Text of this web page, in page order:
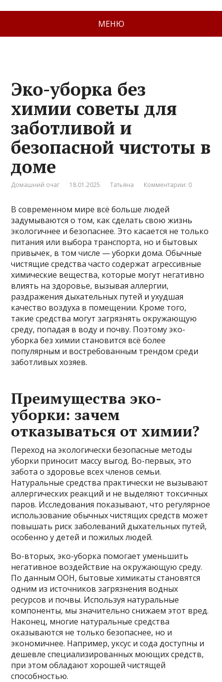
МЕНЮ
Эко-уборка без
химии советы для
заботливой и
безопасной чистоты в
доме
Домашний очаг 18.01.2025 Татьяна Комментарии: 0
В современном мире всё больше людей
задумываются о том, как сделать свою жизнь
экологичнее и безопаснее. Это касается не только
питания или выбора транспорта, но и бытовых
привычек, в том числе — уборки дома. Обычные
чистящие средства часто содержат агрессивные
химические вещества, которые могут негативно
влиять на здоровье, вызывая аллергии,
раздражения дыхательных путей и ухудшая
качество воздуха в помещении. Кроме того,
такие средства могут загрязнять окружающую
среду, попадая в воду и почву. Поэтому эко-
уборка без химии становится всё более
популярным и востребованным трендом среди
заботливых хозяев.
Преимущества эко-
уборки: зачем
отказываться от химии?
Переход на экологически безопасные методы
уборки приносит массу выгод. Во-первых, это
забота о здоровье всех членов семьи.
Натуральные средства практически не вызывают
аллергических реакций и не выделяют токсичных
паров. Исследования показывают, что регулярное
использование обычных чистящих средств может
повышать риск заболеваний дыхательных путей,
особенно у детей и пожилых людей.
Во-вторых, эко-уборка помогает уменьшить
негативное воздействие на окружающую среду.
По данным ООН, бытовые химикаты становятся
одним из источников загрязнения водных
ресурсов и почвы. Используя натуральные
компоненты, мы значительно снижаем этот вред.
Наконец, многие натуральные средства
оказываются не только безопаснее, но и
экономичнее. Например, уксус и сода доступны и
дешевле специализированных моющих средств,
при этом обладают хорошей чистящей
способностью.